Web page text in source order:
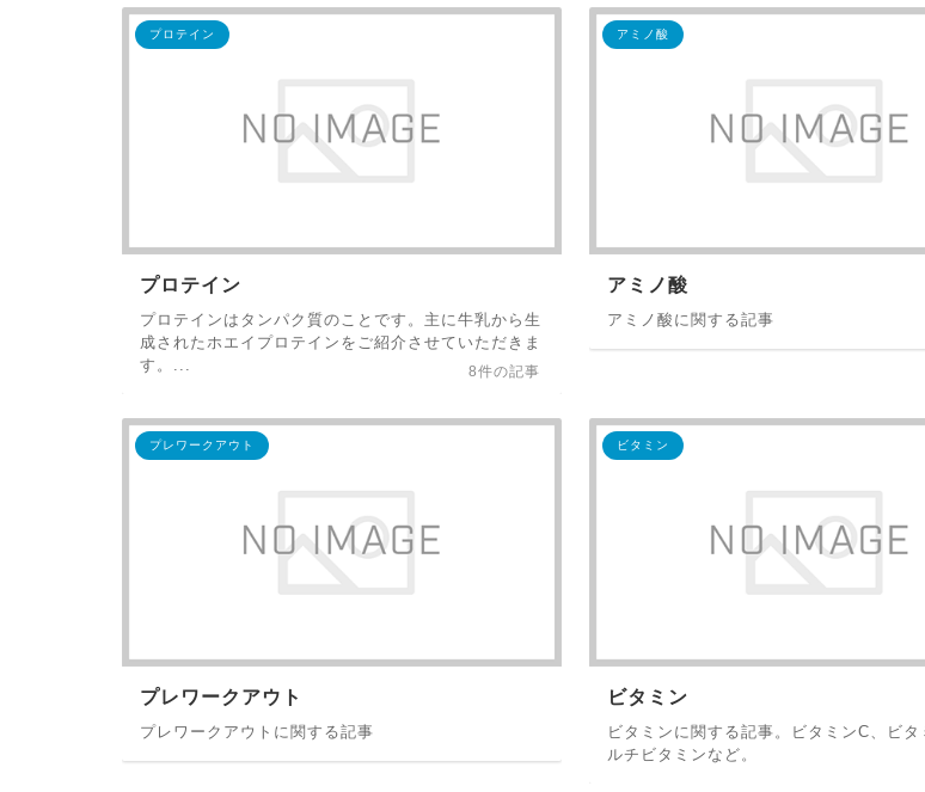
プロテイン
プロテイン
8件の記事
プロテインはタンパク質のことです。主に牛乳から生
成されたホエイプロテインをご紹介させていただきま
す。...
アミノ酸
アミノ酸
アミノ酸に関する記事
プレワークアウト
プレワークアウト
プレワークアウトに関する記事
ビタミン
ビタミン
ビタミンに関する記事。ビタミンC、ビタ
ルチビタミンなど。